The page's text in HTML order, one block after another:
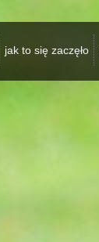
jak to się zaczęło